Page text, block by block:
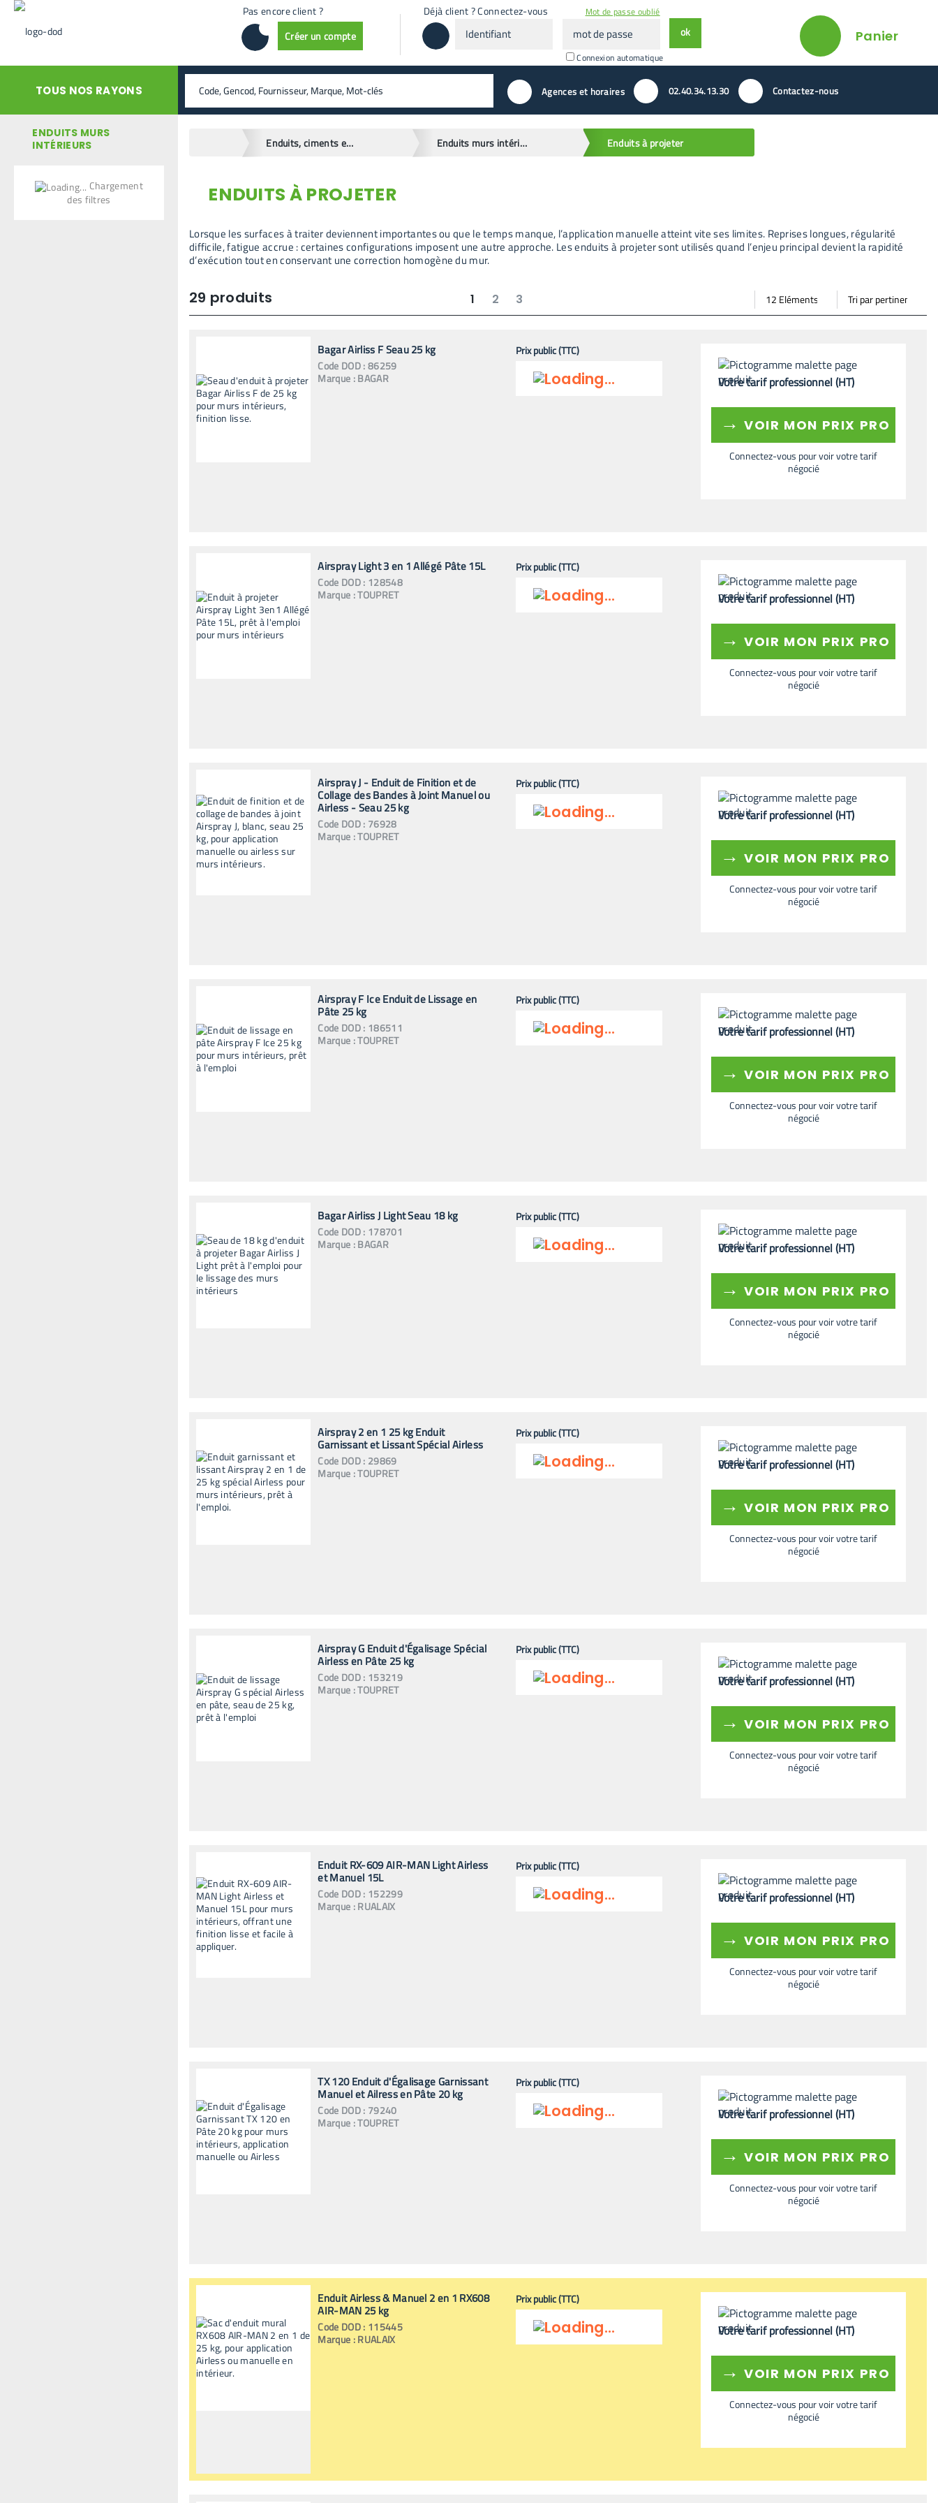
Pas encore client ?
Créer un compte
Déjà client ? Connectez-vous
passeConnexion automatique
Mot de passe oublié
ok Panier
TOUS NOS RAYONS rechercher valider Agences et horaires 02.40.34.13.30 Contactez-nous
ENDUITS MURS
INTÉRIEURS
Chargement
des filtres
Enduits, ciments et mortiers Enduits murs intérieurs Enduits à projeter
retour en arrière
ENDUITS À PROJETER
Lorsque les surfaces à traiter deviennent importantes ou que le temps manque, l’application manuelle atteint vite ses limites. Reprises longues, régularité
difficile, fatigue accrue : certaines configurations imposent une autre approche. Les enduits à projeter sont utilisés quand l’enjeu principal devient la rapidité
d’exécution tout en conservant une correction homogène du mur.
29 produits 1 2 3 Mode vignette
Mode bande
Par
page
Trier
par
Bagar Airliss F Seau 25 kg
Code DOD:86259
Marque :BAGAR
Prix public (TTC)
Votre tarif professionnel (HT)
→ VOIR MON PRIX PRO
Connectez-vous pour voir votre tarif
négocié
Airspray Light 3 en 1 Allégé Pâte 15L
Code DOD: 128548
Marque :TOUPRET
Prix public (TTC)
Votre tarif professionnel (HT)
→ VOIR MON PRIX PRO
Connectez-vous pour voir votre tarif
négocié
Airspray J - Enduit de Finition et de
Collage des Bandes à Joint Manuel ou
Airless - Seau 25 kg
Code DOD: 76928
Marque :TOUPRET
Prix public (TTC)
Votre tarif professionnel (HT)
→ VOIR MON PRIX PRO
Connectez-vous pour voir votre tarif
négocié
Airspray F Ice Enduit de Lissage en
Pâte 25 kg
Code DOD: 186511
Marque :TOUPRET
Prix public (TTC)
Votre tarif professionnel (HT)
→ VOIR MON PRIX PRO
Connectez-vous pour voir votre tarif
négocié
Bagar Airliss J Light Seau 18 kg
Code DOD: 178701
Marque :BAGAR
Prix public (TTC)
Votre tarif professionnel (HT)
→ VOIR MON PRIX PRO
Connectez-vous pour voir votre tarif
négocié
Airspray 2 en 1 25 kg Enduit
Garnissant et Lissant Spécial Airless
Code DOD: 29869
Marque :TOUPRET
Prix public (TTC)
Votre tarif professionnel (HT)
→ VOIR MON PRIX PRO
Connectez-vous pour voir votre tarif
négocié
Airspray G Enduit d'Égalisage Spécial
Airless en Pâte 25 kg
Code DOD: 153219
Marque :TOUPRET
Prix public (TTC)
Votre tarif professionnel (HT)
→ VOIR MON PRIX PRO
Connectez-vous pour voir votre tarif
négocié
Enduit RX-609 AIR-MAN Light Airless
et Manuel 15L
Code DOD: 152299
Marque :RUALAIX
Prix public (TTC)
Votre tarif professionnel (HT)
→ VOIR MON PRIX PRO
Connectez-vous pour voir votre tarif
négocié
TX 120 Enduit d'Égalisage Garnissant
Manuel et Ailress en Pâte 20 kg
Code DOD: 79240
Marque :TOUPRET
Prix public (TTC)
Votre tarif professionnel (HT)
→ VOIR MON PRIX PRO
Connectez-vous pour voir votre tarif
négocié
Enduit Airless & Manuel 2 en 1 RX608
AIR-MAN 25 kg
Code DOD: 115445
Marque :RUALAIX
Prix public (TTC)
Votre tarif professionnel (HT)
→ VOIR MON PRIX PRO
Connectez-vous pour voir votre tarif
négocié